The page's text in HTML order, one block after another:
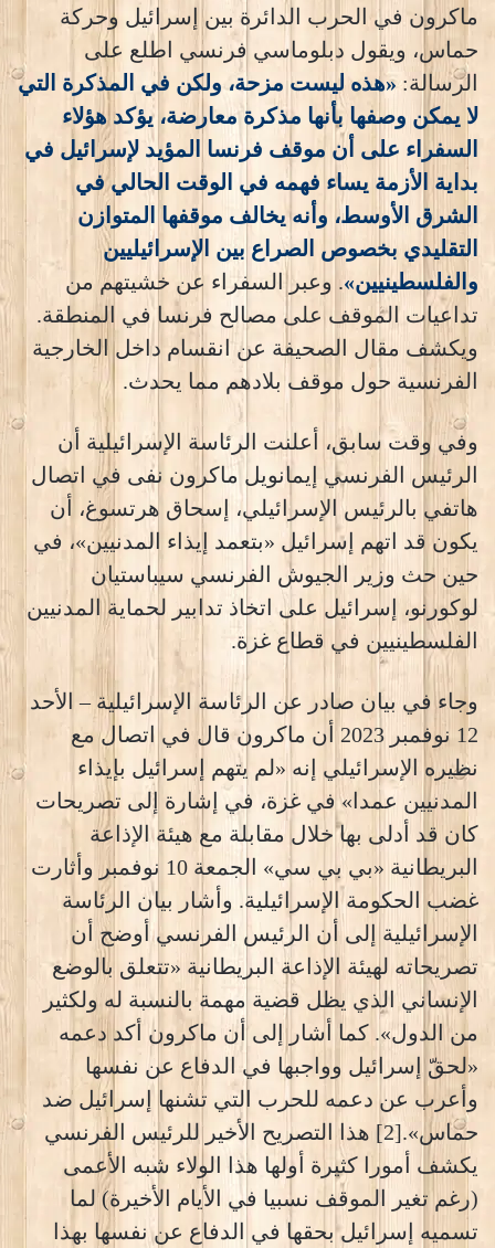
ماكرون في الحرب الدائرة بين إسرائيل وحركة
حماس، ويقول دبلوماسي فرنسي اطلع على
الرسالة: «هذه ليست مزحة، ولكن في المذكرة التي
لا يمكن وصفها بأنها مذكرة معارضة، يؤكد هؤلاء
السفراء على أن موقف فرنسا المؤيد لإسرائيل في
بداية الأزمة يساء فهمه في الوقت الحالي في
الشرق الأوسط، وأنه يخالف موقفها المتوازن
التقليدي بخصوص الصراع بين الإسرائيليين
والفلسطينيين». وعبر السفراء عن خشيتهم من
تداعيات الموقف على مصالح فرنسا في المنطقة.
ويكشف مقال الصحيفة عن انقسام داخل الخارجية
الفرنسية حول موقف بلادهم مما يحدث.
وفي وقت سابق، أعلنت الرئاسة الإسرائيلية أن
الرئيس الفرنسي إيمانويل ماكرون نفى في اتصال
هاتفي بالرئيس الإسرائيلي، إسحاق هرتسوغ، أن
يكون قد اتهم إسرائيل «بتعمد إيذاء المدنيين»، في
حين حث وزير الجيوش الفرنسي سيباستيان
لوكورنو، إسرائيل على اتخاذ تدابير لحماية المدنيين
الفلسطينيين في قطاع غزة.
وجاء في بيان صادر عن الرئاسة الإسرائيلية – الأحد
12 نوفمبر 2023 أن ماكرون قال في اتصال مع
نظيره الإسرائيلي إنه «لم يتهم إسرائيل بإيذاء
المدنيين عمدا» في غزة، في إشارة إلى تصريحات
كان قد أدلى بها خلال مقابلة مع هيئة الإذاعة
البريطانية «بي بي سي» الجمعة 10 نوفمبر وأثارت
غضب الحكومة الإسرائيلية. وأشار بيان الرئاسة
الإسرائيلية إلى أن الرئيس الفرنسي أوضح أن
تصريحاته لهيئة الإذاعة البريطانية «تتعلق بالوضع
الإنساني الذي يظل قضية مهمة بالنسبة له ولكثير
من الدول». كما أشار إلى أن ماكرون أكد دعمه
«لحقّ إسرائيل وواجبها في الدفاع عن نفسها
وأعرب عن دعمه للحرب التي تشنها إسرائيل ضد
حماس».[2] هذا التصريح الأخير للرئيس الفرنسي
يكشف أمورا كثيرة أولها هذا الولاء شبه الأعمى
(رغم تغير الموقف نسبيا في الأيام الأخيرة) لما
تسميه إسرائيل بحقها في الدفاع عن نفسها بهذا